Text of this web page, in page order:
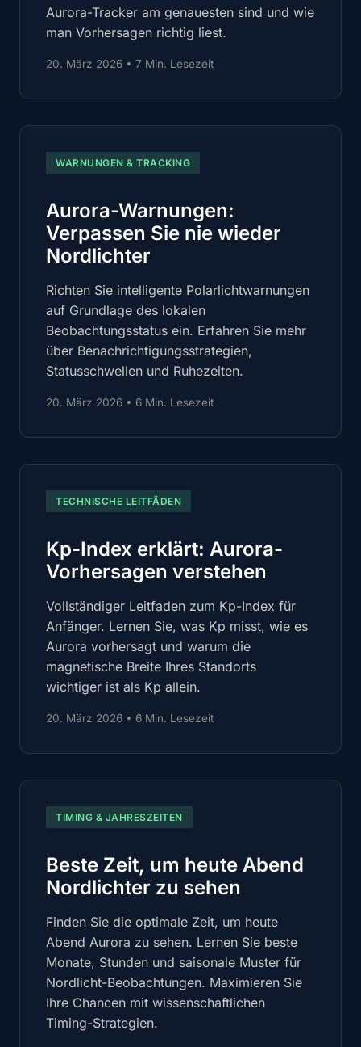
Aurora-Tracker am genauesten sind und wie
man Vorhersagen richtig liest.
20. März 2026 • 7 Min. Lesezeit
WARNUNGEN & TRACKING
Aurora-Warnungen:
Verpassen Sie nie wieder
Nordlichter
Richten Sie intelligente Polarlichtwarnungen
auf Grundlage des lokalen
Beobachtungsstatus ein. Erfahren Sie mehr
über Benachrichtigungsstrategien,
Statusschwellen und Ruhezeiten.
20. März 2026 • 6 Min. Lesezeit
TECHNISCHE LEITFÄDEN
Kp-Index erklärt: Aurora-
Vorhersagen verstehen
Vollständiger Leitfaden zum Kp-Index für
Anfänger. Lernen Sie, was Kp misst, wie es
Aurora vorhersagt und warum die
magnetische Breite Ihres Standorts
wichtiger ist als Kp allein.
20. März 2026 • 6 Min. Lesezeit
TIMING & JAHRESZEITEN
Beste Zeit, um heute Abend
Nordlichter zu sehen
Finden Sie die optimale Zeit, um heute
Abend Aurora zu sehen. Lernen Sie beste
Monate, Stunden und saisonale Muster für
Nordlicht-Beobachtungen. Maximieren Sie
Ihre Chancen mit wissenschaftlichen
Timing-Strategien.